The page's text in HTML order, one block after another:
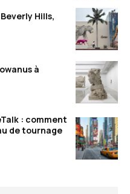
Hills,
à
: comment
de tournage